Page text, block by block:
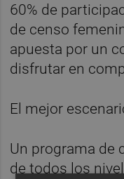
60% de
de censo
apuesta por un
disfrutar en
El mejor
Un programa de
de todos los